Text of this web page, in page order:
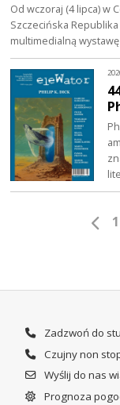
Od wczoraj (4 lipca) w
Szczecińska
multimedialną
1
Zadzwoń do
Czujny non
Wyślij do nas
Prognoza